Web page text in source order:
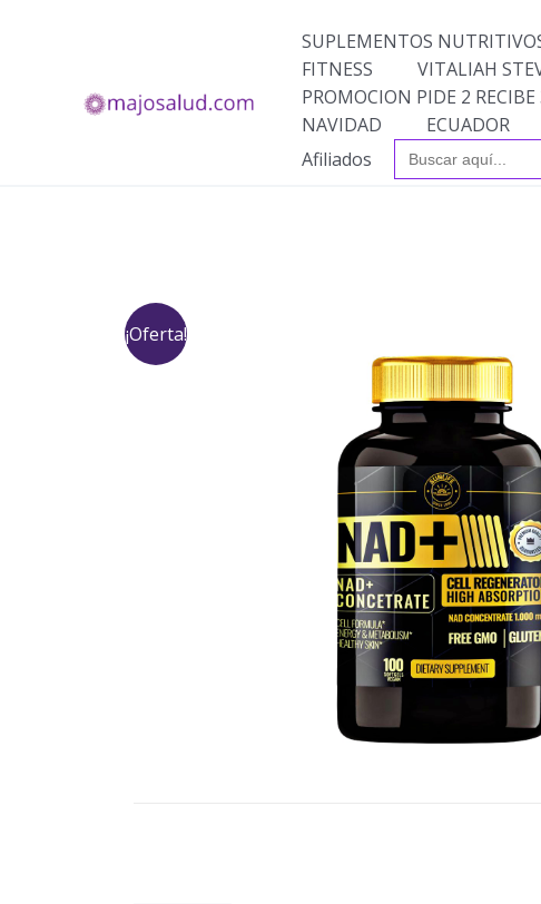
SUPLEMENTOS
FITNESS
VITALIAH
PROMOCION PIDE 2 RECIBE
NAVIDAD
ECUADOR
Afiliados
Buscar:
¡Oferta!